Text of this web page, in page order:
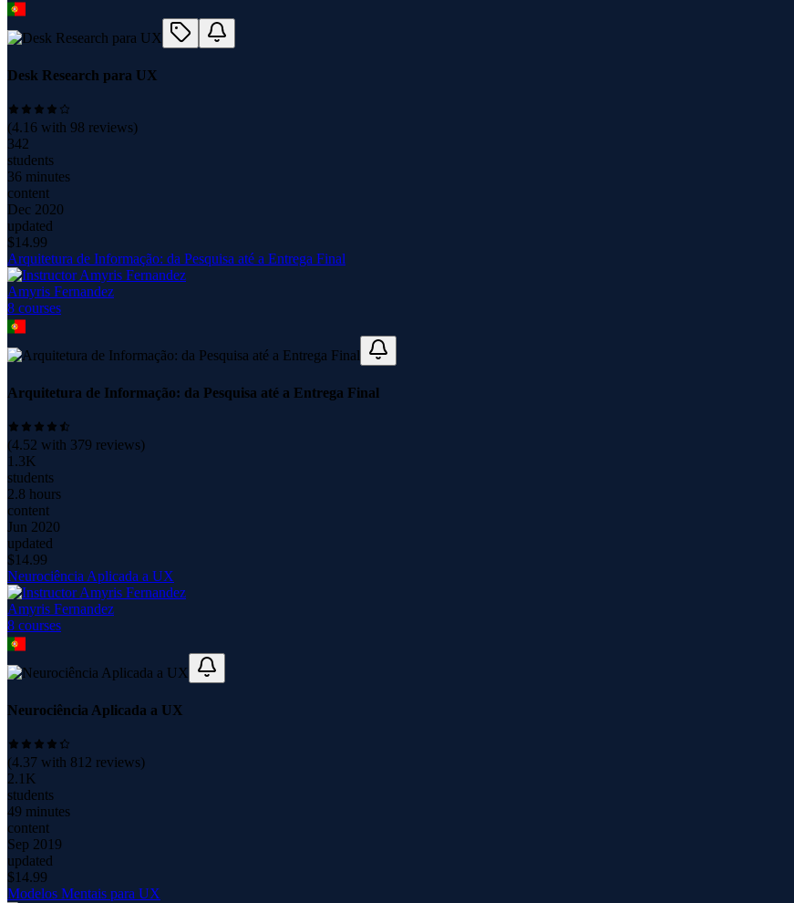
Desk Research para UX
(4.16 with 98 reviews)
342
students
36 minutes
content
Dec 2020
updated
$14.99
Arquitetura de Informação: da Pesquisa até a Entrega Final
Amyris Fernandez
8 courses
Arquitetura de Informação: da Pesquisa até a Entrega Final
(4.52 with 379 reviews)
1.3K
students
2.8 hours
content
Jun 2020
updated
$14.99
Neurociência Aplicada a UX
Amyris Fernandez
8 courses
Neurociência Aplicada a UX
(4.37 with 812 reviews)
2.1K
students
49 minutes
content
Sep 2019
updated
$14.99
Modelos Mentais para UX